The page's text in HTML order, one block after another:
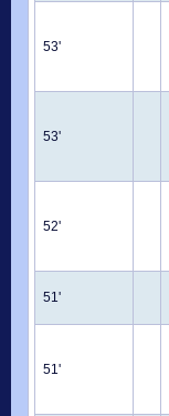
53'
53'
52'
51'
51'